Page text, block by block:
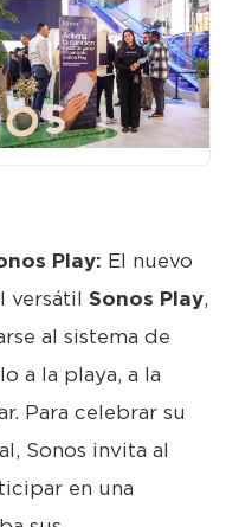
JPG
Play: El nuevo
versátil Sonos Play,
al sistema de
a la playa, a la
Para celebrar su
Sonos invita al
en una